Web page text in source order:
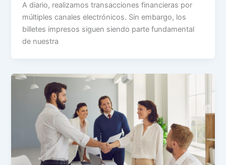
A diario, realizamos transacciones financieras por
múltiples canales electrónicos. Sin embargo, los
billetes impresos siguen siendo parte fundamental
de nuestra